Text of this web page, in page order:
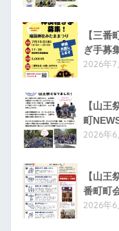
【三
ぎ手募
2026年7
【山
町
2026年6
【山
番町町
2026年6